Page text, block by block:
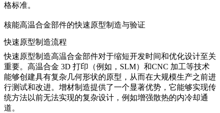
格标准。
核能高温合金部件的快速原型制造与验证
快速原型制造流程
快速原型制造高温合金部件对于缩短开发时间和优化设计至关
重要。 高温合金 3D 打印 （例如， SLM）和CNC 加工等技术
能够创建具有复杂几何形状的原型，从而在大规模生产之前进
行测试和改进。 增材制造提供了一个显著优势，它能够实现传
统方法以前无法实现的复杂设计，例如增强散热的内冷却通
道。